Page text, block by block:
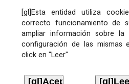
[gl]Esta entidad utiliza
correcto funcionamiento de
ampliar información sobre
configuración de las mismas
click en "Leer"
28/12/2020
Amosar
ACTIVIDADE CORPORATIVA. Extracto do